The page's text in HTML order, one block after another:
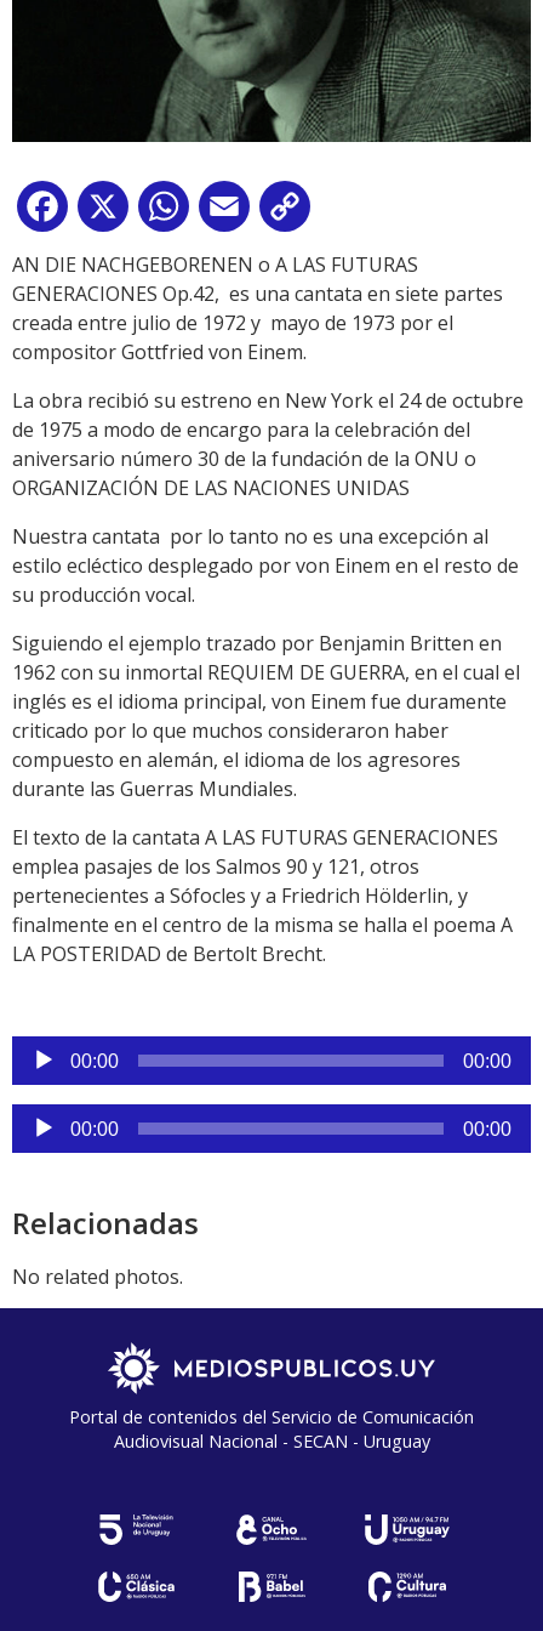
Facebook
X WhatsApp
Email
Link
AN DIE NACHGEBORENEN o A LAS FUTURAS
GENERACIONES Op.42, es una cantata en siete partes
creada entre julio de 1972 y mayo de 1973 por el
compositor Gottfried von Einem.
La obra recibió su estreno en New York el 24 de octubre
de 1975 a modo de encargo para la celebración del
aniversario número 30 de la fundación de la ONU o
ORGANIZACIÓN DE LAS NACIONES UNIDAS
Nuestra cantata por lo tanto no es una excepción al
estilo ecléctico desplegado por von Einem en el resto de
su producción vocal.
Siguiendo el ejemplo trazado por Benjamin Britten en
1962 con su inmortal REQUIEM DE GUERRA, en el cual el
inglés es el idioma principal, von Einem fue duramente
criticado por lo que muchos consideraron haber
compuesto en alemán, el idioma de los agresores
durante las Guerras Mundiales.
El texto de la cantata A LAS FUTURAS GENERACIONES
emplea pasajes de los Salmos 90 y 121, otros
pertenecientes a Sófocles y a Friedrich Hölderlin, y
finalmente en el centro de la misma se halla el poema A
LA POSTERIDAD de Bertolt Brecht.
Reproductor
de
audio
00:00 00:00
Reproductor
de
00:00 00:00
Relacionadas
No related photos.
Portal de contenidos del Servicio de Comunicación
Audiovisual Nacional - SECAN - Uruguay